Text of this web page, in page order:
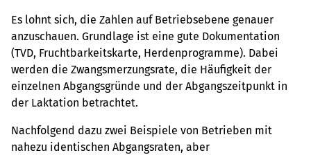
Es lohnt sich, die Zahlen auf Betriebsebene genauer
anzuschauen. Grundlage ist eine gute Dokumentation
(TVD, Fruchtbarkeitskarte, Herdenprogramme). Dabei
werden die Zwangsmerzungsrate, die Häufigkeit der
einzelnen Abgangsgründe und der Abgangszeitpunkt in
der Laktation betrachtet.
Nachfolgend dazu zwei Beispiele von Betrieben mit
nahezu identischen Abgangsraten, aber